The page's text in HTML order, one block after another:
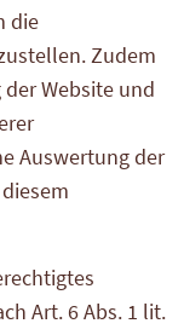
die
Zudem
Website und
Auswertung der
Art. 6 Abs. 1 lit.